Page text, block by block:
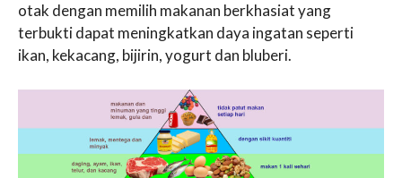
otak dengan memilih makanan berkhasiat yang
terbukti dapat meningkatkan daya ingatan seperti
ikan, kekacang, bijirin, yogurt dan bluberi.